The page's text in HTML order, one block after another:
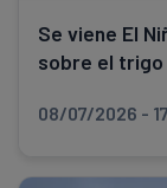
Se viene El
sobre el trigo
08/07/2026 -